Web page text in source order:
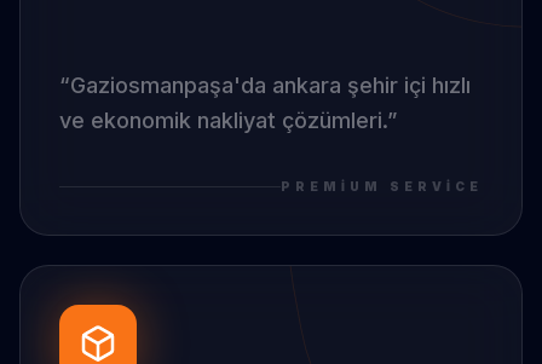
“Gaziosmanpaşa'da ankara şehir içi hızlı
ve ekonomik nakliyat çözümleri.”
PREMIUM SERVICE